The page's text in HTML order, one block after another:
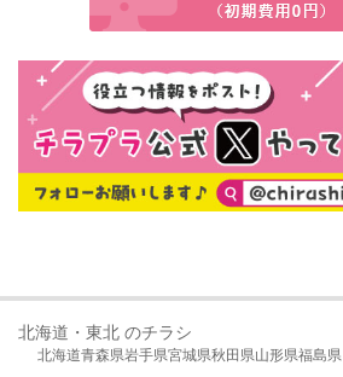
北海道・東北 のチラシ
北海道青森県岩手県宮城県秋田県山形県福島県